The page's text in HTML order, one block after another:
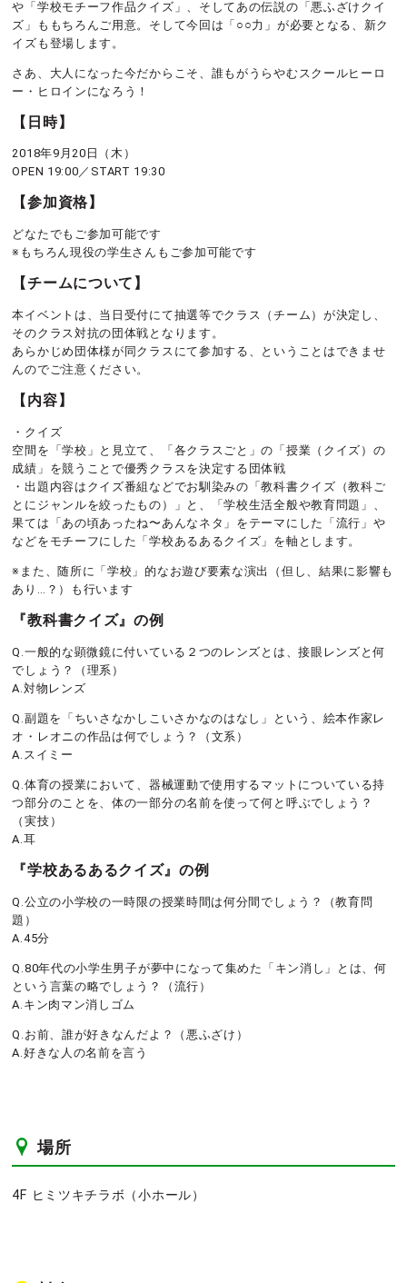
や「学校モチーフ作品クイズ」、そしてあの伝説の「悪ふざけクイ
ズ」ももちろんご用意。そして今回は「○○力」が必要となる、新ク
イズも登場します。
さあ、大人になった今だからこそ、誰もがうらやむスクールヒーロ
ー・ヒロインになろう！
【日時】
2018年9月20日（木）
OPEN 19:00／START 19:30
【参加資格】
どなたでもご参加可能です
※もちろん現役の学生さんもご参加可能です
【チームについて】
本イベントは、当日受付にて抽選等でクラス（チーム）が決定し、
そのクラス対抗の団体戦となります。
あらかじめ団体様が同クラスにて参加する、ということはできませ
んのでご注意ください。
【内容】
・クイズ
空間を「学校」と見立て、「各クラスごと」の「授業（クイズ）の
成績」を競うことで優秀クラスを決定する団体戦
・出題内容はクイズ番組などでお馴染みの「教科書クイズ（教科ご
とにジャンルを絞ったもの）」と、「学校生活全般や教育問題」、
果ては「あの頃あったね〜あんなネタ」をテーマにした「流行」や
などをモチーフにした「学校あるあるクイズ」を軸とします。
※また、随所に「学校」的なお遊び要素な演出（但し、結果に影響も
あり…？）も行います
『教科書クイズ』の例
Q.一般的な顕微鏡に付いている２つのレンズとは、接眼レンズと何
でしょう？（理系）
A.対物レンズ
Q.副題を「ちいさなかしこいさかなのはなし」という、絵本作家レ
オ・レオニの作品は何でしょう？（文系）
A.スイミー
Q.体育の授業において、器械運動で使用するマットについている持
つ部分のことを、体の一部分の名前を使って何と呼ぶでしょう？
（実技）
A.耳
『学校あるあるクイズ』の例
Q.公立の小学校の一時限の授業時間は何分間でしょう？（教育問
題）
A.45分
Q.80年代の小学生男子が夢中になって集めた「キン消し」とは、何
という言葉の略でしょう？（流行）
A.キン肉マン消しゴム
Q.お前、誰が好きなんだよ？（悪ふざけ）
A.好きな人の名前を言う
場所
4F ヒミツキチラボ（小ホール）